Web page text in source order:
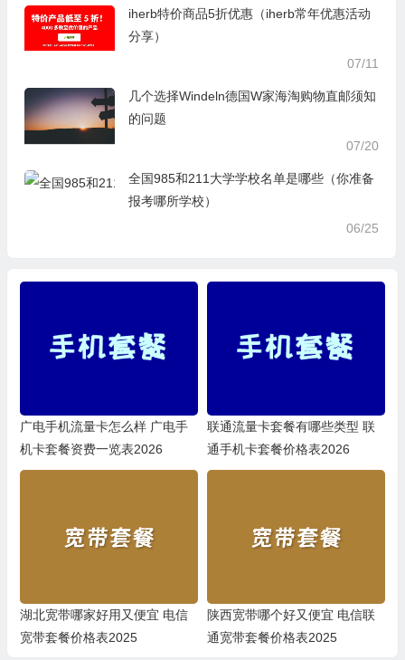
iherb特价商品5折优惠（iherb常年优惠活动
分享）
07/11
几个选择Windeln德国W家海淘购物直邮须知
的问题
07/20
全国985和211大学学校名单是哪些（你准备
报考哪所学校）
06/25
广电手机流量卡怎么样 广电手
机卡套餐资费一览表2026
联通流量卡套餐有哪些类型 联
通手机卡套餐价格表2026
湖北宽带哪家好用又便宜 电信
宽带套餐价格表2025
陕西宽带哪个好又便宜 电信联
通宽带套餐价格表2025